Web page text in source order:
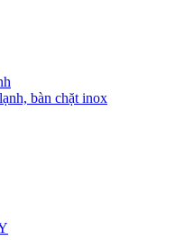
bàn chặt inox